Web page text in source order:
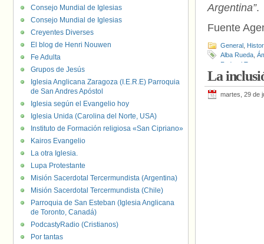
Argentina”.
Fuente
General
Alba Rueda
Federal Trans
Frente Orgullo
Travestis
Trans “Diana
La
martes, 29 de
Consejo Mundial de Iglesias
Consejo Mundial de Iglesias
Creyentes Diverses
El blog de Henri Nouwen
Fe Adulta
Grupos de Jesús
Iglesia Anglicana Zaragoza (I.E.R.E) Parroquia
de San Andres Apóstol
Iglesia según el Evangelio hoy
Iglesia Unida (Carolina del Norte, USA)
Instituto de Formación religiosa «San Cipriano»
Kairos Evangelio
La otra Iglesia.
Lupa Protestante
Misión Sacerdotal Tercermundista (Argentina)
Misión Sacerdotal Tercermundista (Chile)
Parroquia de San Esteban (Iglesia Anglicana
de Toronto, Canadá)
PodcastyRadio (Cristianos)
Por tantas